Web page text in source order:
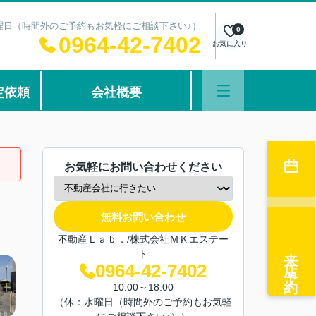
（時間外のご予約もお気軽にご相談下さい♪）
0964-42-7402 お気に入り
0
依頼 会社概要
お気軽にお問い合わせください
無料お問い合わせ
不動産Ｌａｂ．/株式会社ＭＫエステー
ト
0964-42-7402
10:00～18:00
（休：水曜日（時間外のご予約もお気軽
来店予約